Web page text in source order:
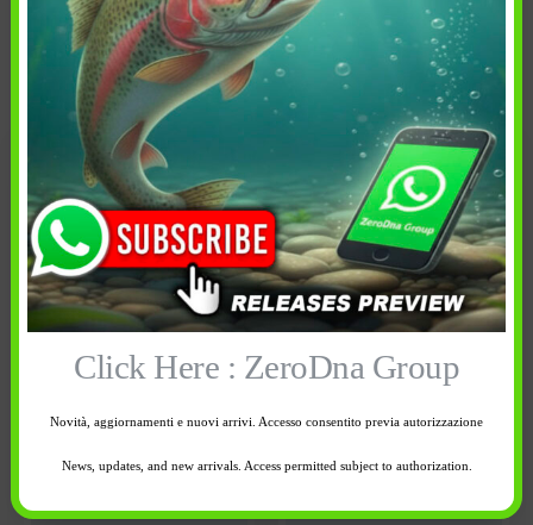
Cancella tutti
16,50€ 16,50€
Click Here : ZeroDna Group
Novità, aggiornamenti e nuovi arrivi. Accesso consentito previa autorizzazione
News, updates, and new arrivals. Access permitted subject to authorization.